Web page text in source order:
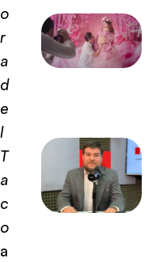
o
r
a
d
e
l
T
a
c
o
a